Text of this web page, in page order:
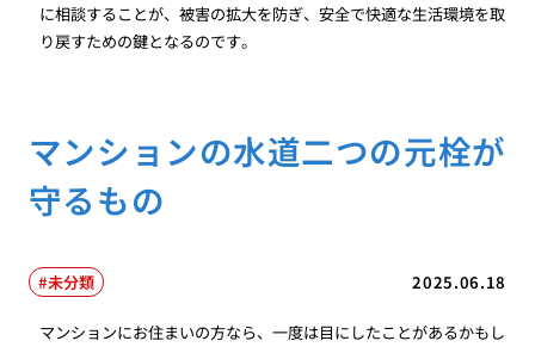
に相談することが、被害の拡大を防ぎ、安全で快適な生活環境を取
り戻すための鍵となるのです。
マンションの水道二つの元栓が
守るもの
2025.06.18
未分類
マンションにお住まいの方なら、一度は目にしたことがあるかもし